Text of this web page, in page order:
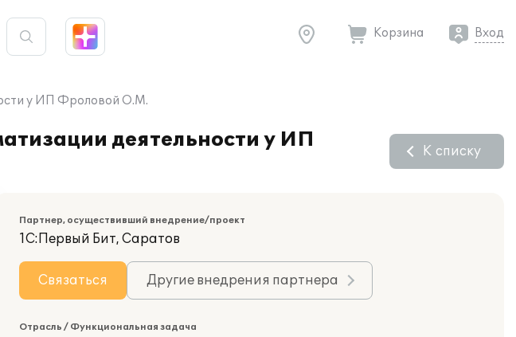
Корзина Вход
у ИП Фроловой О.М.
деятельности у ИП
К списку
Партнер, осуществивший внедрение/проект
1С:Первый Бит, Саратов
Связаться Другие внедрения партнера
Отрасль / Функциональная задача